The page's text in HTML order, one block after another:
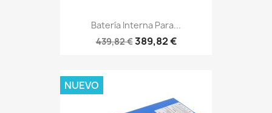
Batería Interna Para...
439,82 €389,82 €
NUEVO